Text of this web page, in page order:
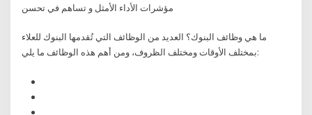
مؤشرات الأداء الأمثل و تساهم في تحسن
ما هي وظائف البنوك؟ العديد من الوظائف التي تُقدمها البنوك للعلاء
بمختلف الأوقات ومختلف الظروف، ومن أهم هذه الوظائف ما يلي: